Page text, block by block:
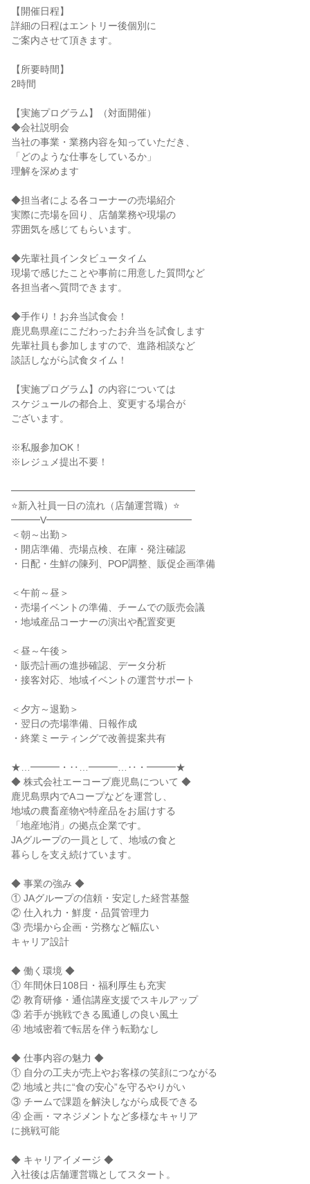
【開催日程】
詳細の日程はエントリー後個別に
ご案内させて頂きます。
【所要時間】
2時間
【実施プログラム】（対面開催）
◆会社説明会
当社の事業・業務内容を知っていただき、
「どのような仕事をしているか」
理解を深めます
◆担当者による各コーナーの売場紹介
実際に売場を回り、店舗業務や現場の
雰囲気を感じてもらいます。
◆先輩社員インタビュータイム
現場で感じたことや事前に用意した質問など
各担当者へ質問できます。
◆手作り！お弁当試食会！
鹿児島県産にこだわったお弁当を試食します
先輩社員も参加しますので、進路相談など
談話しながら試食タイム！
【実施プログラム】の内容については
スケジュールの都合上、変更する場合が
ございます。
※私服参加OK！
※レジュメ提出不要！
━━━━━━━━━━━━━━━━━━━
⭐新入社員一日の流れ（店舗運営職）⭐
━━━V━━━━━━━━━━━━━━━
＜朝～出勤＞
・開店準備、売場点検、在庫・発注確認
・日配・生鮮の陳列、POP調整、販促企画準備
＜午前～昼＞
・売場イベントの準備、チームでの販売会議
・地域産品コーナーの演出や配置変更
＜昼～午後＞
・販売計画の進捗確認、データ分析
・接客対応、地域イベントの運営サポート
＜夕方～退勤＞
・翌日の売場準備、日報作成
・終業ミーティングで改善提案共有
★…━━━・‥…━━━…‥・━━━★
◆ 株式会社エーコープ鹿児島について ◆
鹿児島県内でAコープなどを運営し、
地域の農畜産物や特産品をお届けする
「地産地消」の拠点企業です。
JAグループの一員として、地域の食と
暮らしを支え続けています。
◆ 事業の強み ◆
① JAグループの信頼・安定した経営基盤
② 仕入れ力・鮮度・品質管理力
③ 売場から企画・労務など幅広い
キャリア設計
◆ 働く環境 ◆
① 年間休日108日・福利厚生も充実
② 教育研修・通信講座支援でスキルアップ
③ 若手が挑戦できる風通しの良い風土
④ 地域密着で転居を伴う転勤なし
◆ 仕事内容の魅力 ◆
① 自分の工夫が売上やお客様の笑顔につながる
② 地域と共に“食の安心”を守るやりがい
③ チームで課題を解決しながら成長できる
④ 企画・マネジメントなど多様なキャリア
に挑戦可能
◆ キャリアイメージ ◆
入社後は店舗運営職としてスタート。